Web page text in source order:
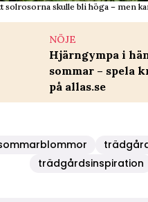
solrosorna skulle bli höga – men
NÖJE
Hjärngympa i
sommar – spela
på allas.se
trädgårdsinspiration